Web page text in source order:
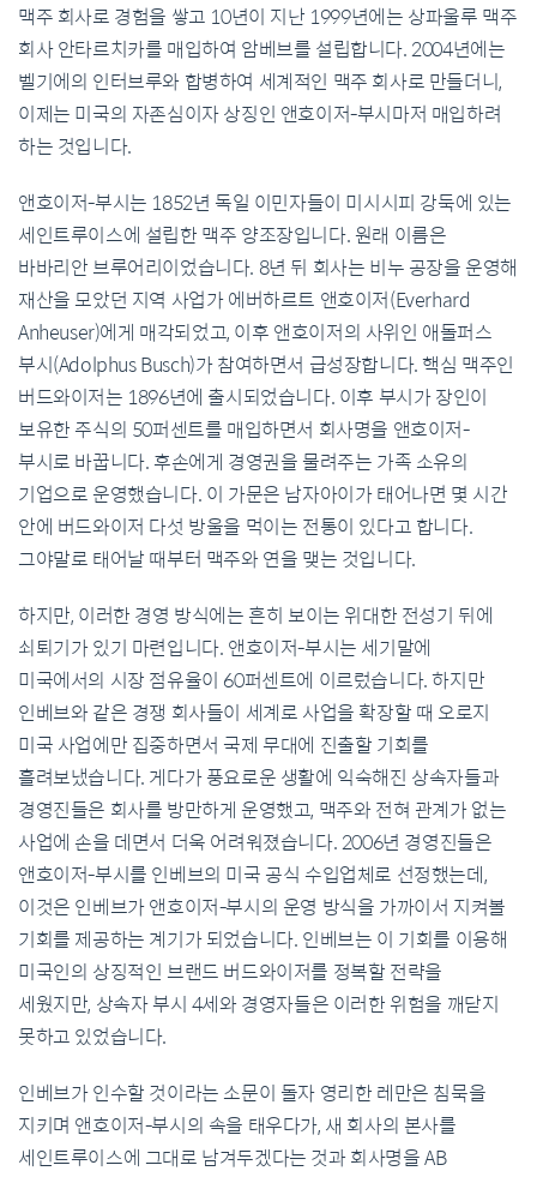
맥주 회사로 경험을 쌓고 10년이 지난 1999년에는 상파울루 맥주
회사 안타르치카를 매입하여 암베브를 설립합니다. 2004년에는
벨기에의 인터브루와 합병하여 세계적인 맥주 회사로 만들더니,
이제는 미국의 자존심이자 상징인 앤호이저-부시마저 매입하려
하는 것입니다.
앤호이저-부시는 1852년 독일 이민자들이 미시시피 강둑에 있는
세인트루이스에 설립한 맥주 양조장입니다. 원래 이름은
바바리안 브루어리이었습니다. 8년 뒤 회사는 비누 공장을 운영해
재산을 모았던 지역 사업가 에버하르트 앤호이저(Everhard
Anheuser)에게 매각되었고, 이후 앤호이저의 사위인 애돌퍼스
부시(Adolphus Busch)가 참여하면서 급성장합니다. 핵심 맥주인
버드와이저는 1896년에 출시되었습니다. 이후 부시가 장인이
보유한 주식의 50퍼센트를 매입하면서 회사명을 앤호이저-
부시로 바꿉니다. 후손에게 경영권을 물려주는 가족 소유의
기업으로 운영했습니다. 이 가문은 남자아이가 태어나면 몇 시간
안에 버드와이저 다섯 방울을 먹이는 전통이 있다고 합니다.
그야말로 태어날 때부터 맥주와 연을 맺는 것입니다.
하지만, 이러한 경영 방식에는 흔히 보이는 위대한 전성기 뒤에
쇠퇴기가 있기 마련입니다. 앤호이저-부시는 세기말에
미국에서의 시장 점유율이 60퍼센트에 이르렀습니다. 하지만
인베브와 같은 경쟁 회사들이 세계로 사업을 확장할 때 오로지
미국 사업에만 집중하면서 국제 무대에 진출할 기회를
흘려보냈습니다. 게다가 풍요로운 생활에 익숙해진 상속자들과
경영진들은 회사를 방만하게 운영했고, 맥주와 전혀 관계가 없는
사업에 손을 데면서 더욱 어려워졌습니다. 2006년 경영진들은
앤호이저-부시를 인베브의 미국 공식 수입업체로 선정했는데,
이것은 인베브가 앤호이저-부시의 운영 방식을 가까이서 지켜볼
기회를 제공하는 계기가 되었습니다. 인베브는 이 기회를 이용해
미국인의 상징적인 브랜드 버드와이저를 정복할 전략을
세웠지만, 상속자 부시 4세와 경영자들은 이러한 위험을 깨닫지
못하고 있었습니다.
인베브가 인수할 것이라는 소문이 돌자 영리한 레만은 침묵을
지키며 앤호이저-부시의 속을 태우다가, 새 회사의 본사를
세인트루이스에 그대로 남겨두겠다는 것과 회사명을 AB